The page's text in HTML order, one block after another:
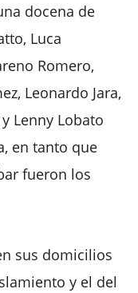
docena de
Luca
Romero,
Leonardo Jara,
Lenny Lobato
en tanto que
fueron los
sus domicilios
y el del